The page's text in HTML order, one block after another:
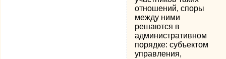
отношений, споры
между ними
решаются в
административном
порядке: субъектом
управления,